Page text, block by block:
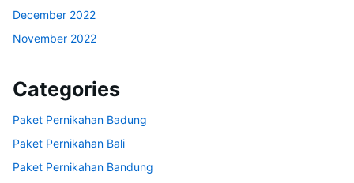
December 2022
November 2022
Categories
Paket Pernikahan Badung
Paket Pernikahan Bali
Paket Pernikahan Bandung